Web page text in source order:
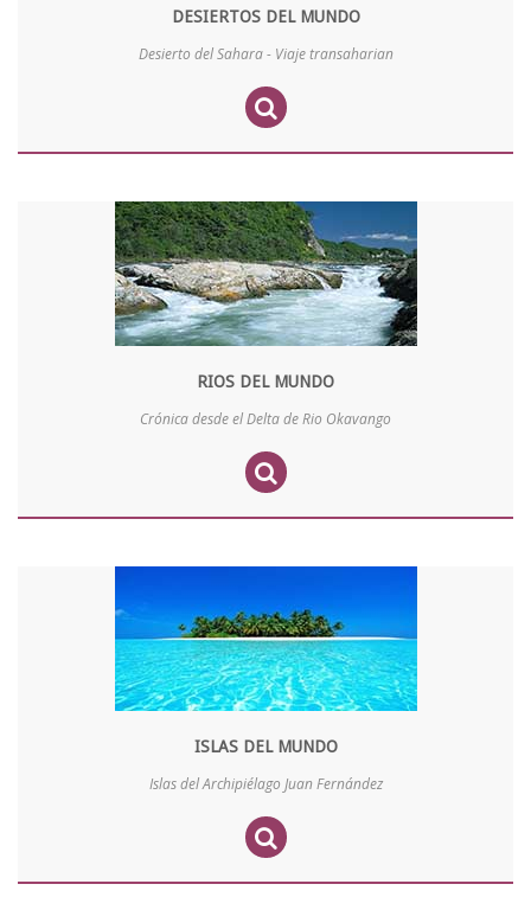
DESIERTOS DEL MUNDO
Desierto del Sahara - Viaje transaharian
RIOS DEL MUNDO
Crónica desde el Delta de Rio Okavango
ISLAS DEL MUNDO
Islas del Archipiélago Juan Fernández